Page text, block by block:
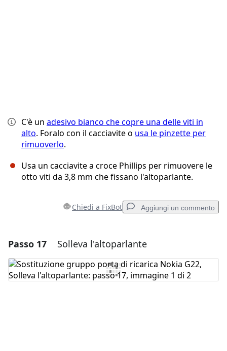
C'è un adesivo bianco che copre una delle viti in
alto. Foralo con il cacciavite o usa le pinzette per
rimuoverlo.
Usa un cacciavite a croce Phillips per rimuovere le
otto viti da 3,8 mm che fissano l'altoparlante.
Chiedi a FixBot Aggiungi un commento
Aggiungi un commento
Aggiungi Commento
Passo 17 Solleva l'altoparlante